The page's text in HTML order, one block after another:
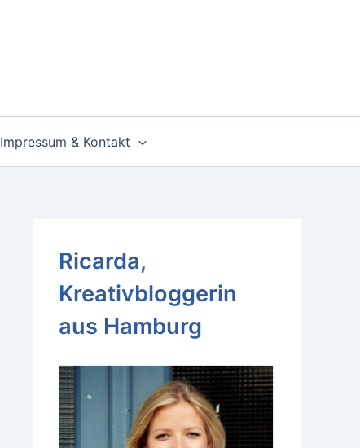
Impressum & Kontakt
Ricarda,
Kreativbloggerin
aus Hamburg